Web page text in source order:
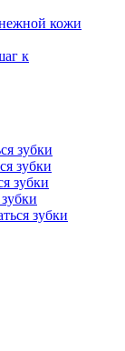
кожи
к
зубки
зубки
зубки
зубки